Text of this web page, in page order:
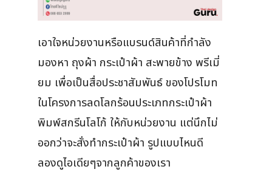
เอาใจหน่วยงานหรือแบรนด์สินค้าที่กำลัง
มองหา ถุงผ้า กระเป๋าผ้า สะพายข้าง พรีเมี่
ยม เพื่อเป็นสื่อประชาสัมพันธ์ ของโปรโมท
ในโครงการลดโลกร้อนประเภทกระเป๋าผ้า
พิมพ์สกรีนโลโก้ ให้กับหน่วยงาน แต่นึกไม่
ออกว่าจะสั่งทำกระเป๋าผ้า รูปแบบไหนดี
ลองดูไอเดียๆจากลูกค้าของเรา